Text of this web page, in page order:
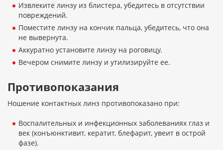
Извлеките линзу из блистера, убедитесь в отсутствии
повреждений.
Поместите линзу на кончик пальца, убедитесь, что она
не вывернута.
Аккуратно установите линзу на роговицу.
Вечером снимите линзу и утилизируйте ее.
Противопоказания
Ношение контактных линз противопоказано при:
Воспалительных и инфекционных заболеваниях глаз и
век (конъюнктивит, кератит, блефарит, увеит в острой
фазе).